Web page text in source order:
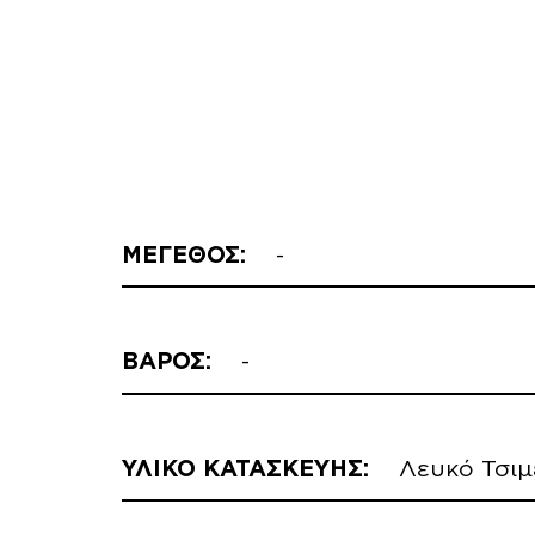
ΜΕΓΕΘΟΣ: -
ΒΑΡΟΣ: -
ΥΛΙΚΟ ΚΑΤΑΣΚΕΥΗΣ: Λευκό